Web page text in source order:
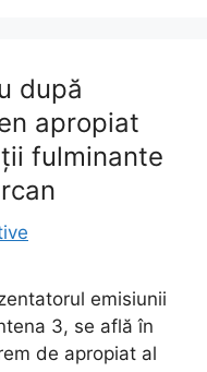
după
apropiat
fulminante
emisiunii
3, se află în
de apropiat al